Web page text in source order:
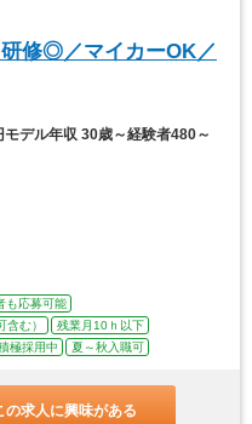
研修◎／マイカーOK／
モデル年収 30歳～経験者480～
も応募可能
含む）
残業月10ｈ以下
極採用中 夏～秋入職可
の求人に興味がある